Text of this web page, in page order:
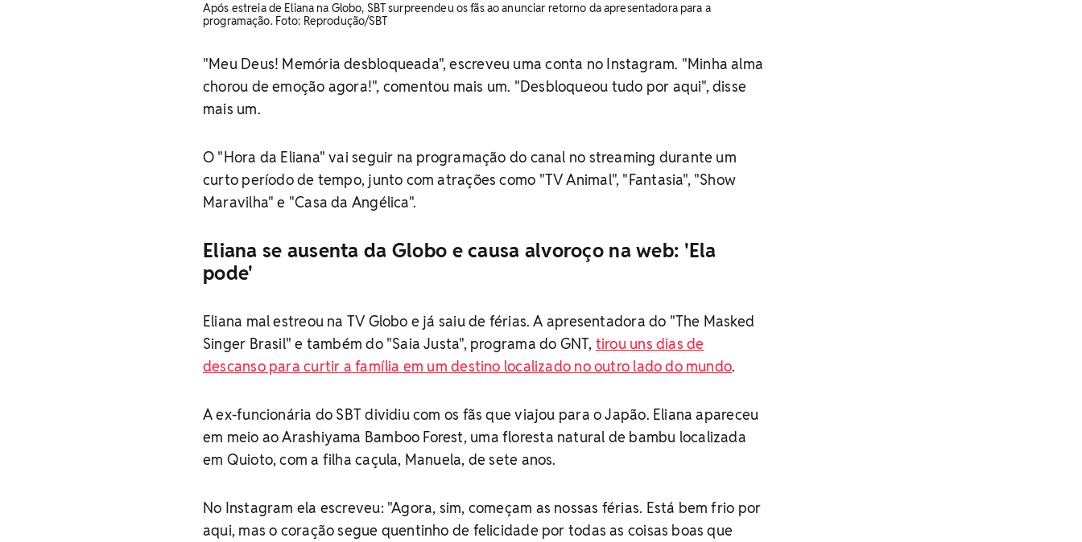
Após estreia de Eliana na Globo, SBT surpreendeu os fãs ao anunciar retorno da apresentadora para a
programação. Foto: Reprodução/SBT
"Meu Deus! Memória desbloqueada", escreveu uma conta no Instagram. "Minha alma
chorou de emoção agora!", comentou mais um. "Desbloqueou tudo por aqui", disse
mais um.
O "Hora da Eliana" vai seguir na programação do canal no streaming durante um
curto período de tempo, junto com atrações como "TV Animal", "Fantasia", "Show
Maravilha" e "Casa da Angélica".
Eliana se ausenta da Globo e causa alvoroço na web: 'Ela
pode'
Eliana mal estreou na TV Globo e já saiu de férias. A apresentadora do "The Masked
Singer Brasil" e também do "Saia Justa", programa do GNT, tirou uns dias de
descanso para curtir a família em um destino localizado no outro lado do mundo.
A ex-funcionária do SBT dividiu com os fãs que viajou para o Japão. Eliana apareceu
em meio ao Arashiyama Bamboo Forest, uma floresta natural de bambu localizada
em Quioto, com a filha caçula, Manuela, de sete anos.
No Instagram ela escreveu: "Agora, sim, começam as nossas férias. Está bem frio por
aqui, mas o coração segue quentinho de felicidade por todas as coisas boas que